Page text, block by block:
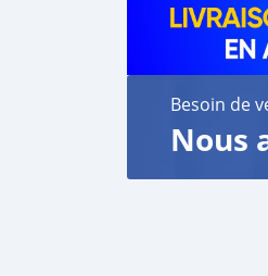
Besoin de
Nous